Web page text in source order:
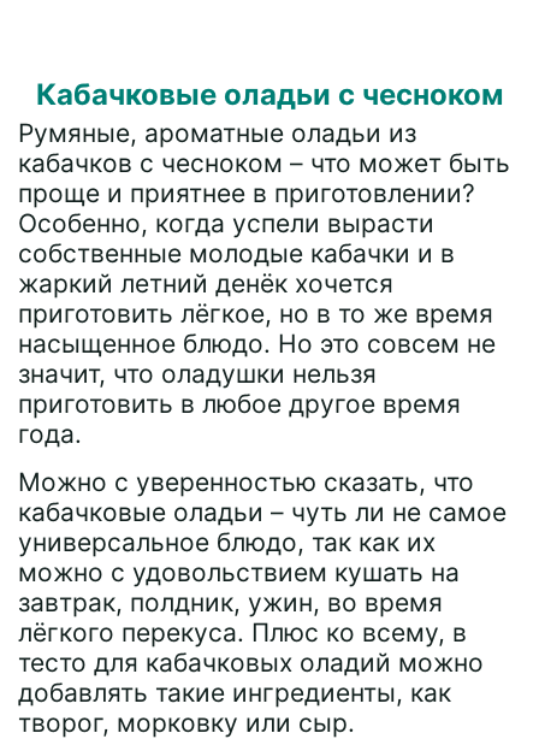
Кабачковые оладьи с чесноком
Румяные, ароматные оладьи из
кабачков с чесноком – что может быть
проще и приятнее в приготовлении?
Особенно, когда успели вырасти
собственные молодые кабачки и в
жаркий летний денёк хочется
приготовить лёгкое, но в то же время
насыщенное блюдо. Но это совсем не
значит, что оладушки нельзя
приготовить в любое другое время
года.
Можно с уверенностью сказать, что
кабачковые оладьи – чуть ли не самое
универсальное блюдо, так как их
можно с удовольствием кушать на
завтрак, полдник, ужин, во время
лёгкого перекуса. Плюс ко всему, в
тесто для кабачковых оладий можно
добавлять такие ингредиенты, как
творог, морковку или сыр.